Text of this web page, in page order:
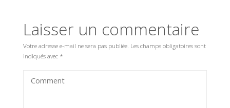
Laisser un commentaire
Votre adresse e-mail ne sera pas publiée. Les champs obligatoires sont
indiqués avec *